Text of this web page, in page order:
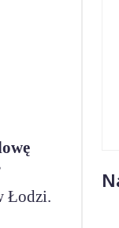
Łodzi.